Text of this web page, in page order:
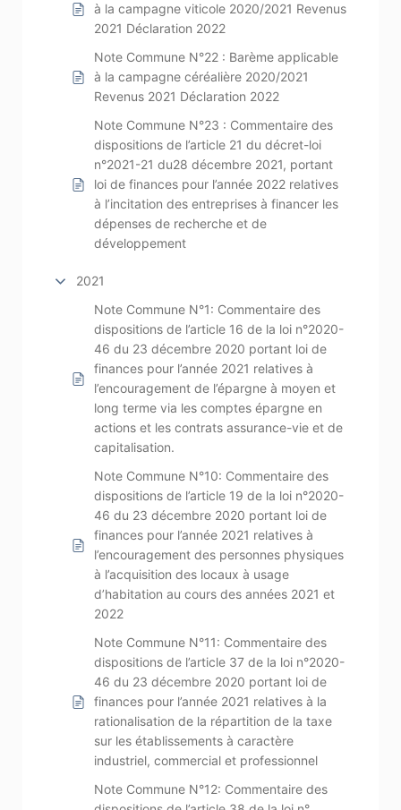
à la campagne viticole 2020/2021 Revenus
2021 Déclaration 2022
Note Commune N°22 : Barème applicable
à la campagne céréalière 2020/2021
Revenus 2021 Déclaration 2022
Note Commune N°23 : Commentaire des
dispositions de l’article 21 du décret-loi
n°2021-21 du28 décembre 2021, portant
loi de finances pour l’année 2022 relatives
à l’incitation des entreprises à financer les
dépenses de recherche et de
développement
2021
Note Commune N°1: Commentaire des
dispositions de l’article 16 de la loi n°2020-
46 du 23 décembre 2020 portant loi de
finances pour l’année 2021 relatives à
l’encouragement de l’épargne à moyen et
long terme via les comptes épargne en
actions et les contrats assurance-vie et de
capitalisation.
Note Commune N°10: Commentaire des
dispositions de l’article 19 de la loi n°2020-
46 du 23 décembre 2020 portant loi de
finances pour l’année 2021 relatives à
l’encouragement des personnes physiques
à l’acquisition des locaux à usage
d’habitation au cours des années 2021 et
2022
Note Commune N°11: Commentaire des
dispositions de l’article 37 de la loi n°2020-
46 du 23 décembre 2020 portant loi de
finances pour l’année 2021 relatives à la
rationalisation de la répartition de la taxe
sur les établissements à caractère
industriel, commercial et professionnel
Note Commune N°12: Commentaire des